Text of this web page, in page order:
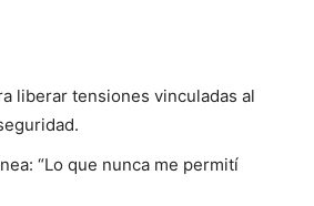
liberar tensiones vinculadas al
“Lo que nunca me permití